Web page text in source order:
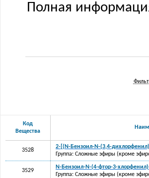
Полная
Код
Вещества
3528
2-[(N-Бензоил-N-(3,4-
Группа: Сложные эфиры (кроме
3529
N-Бензоил-N-(4-фтор-3-
Группа: Сложные эфиры (кроме